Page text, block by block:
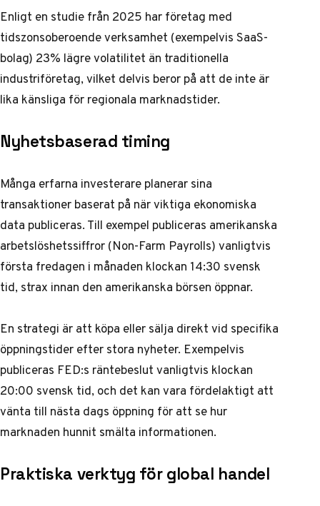
Enligt en studie från 2025 har företag med
tidszonsoberoende verksamhet (exempelvis SaaS-
bolag) 23% lägre volatilitet än traditionella
industriföretag, vilket delvis beror på att de inte är
lika känsliga för regionala marknadstider.
Nyhetsbaserad timing
Många erfarna investerare planerar sina
transaktioner baserat på när viktiga ekonomiska
data publiceras. Till exempel publiceras amerikanska
arbetslöshetssiffror (Non-Farm Payrolls) vanligtvis
första fredagen i månaden klockan 14:30 svensk
tid, strax innan den amerikanska börsen öppnar.
En strategi är att köpa eller sälja direkt vid specifika
öppningstider efter stora nyheter. Exempelvis
publiceras FED:s räntebeslut vanligtvis klockan
20:00 svensk tid, och det kan vara fördelaktigt att
vänta till nästa dags öppning för att se hur
marknaden hunnit smälta informationen.
Praktiska verktyg för global handel